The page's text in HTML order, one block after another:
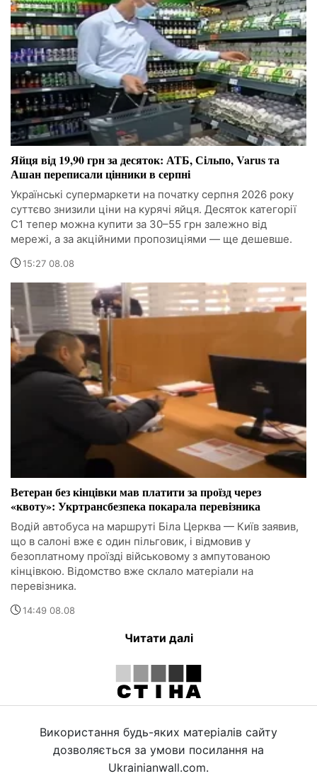
Яйця від 19,90 грн за десяток: АТБ, Сільпо, Varus та
Ашан переписали цінники в серпні
Українські супермаркети на початку серпня 2026 року
суттєво знизили ціни на курячі яйця. Десяток категорії
С1 тепер можна купити за 30–55 грн залежно від
мережі, а за акційними пропозиціями — ще дешевше.
15:27 08.08
Ветеран без кінцівки мав платити за проїзд через
«квоту»: Укртрансбезпека покарала перевізника
Водій автобуса на маршруті Біла Церква — Київ заявив,
що в салоні вже є один пільговик, і відмовив у
безоплатному проїзді військовому з ампутованою
кінцівкою. Відомство вже склало матеріали на
перевізника.
14:49 08.08
Читати далі
Використання будь-яких матеріалів сайту
дозволяється за умови посилання на
Ukrainianwall.com.